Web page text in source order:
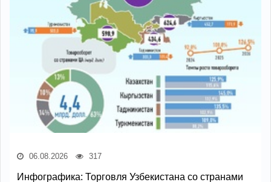
06.08.2026 317
Инфографика: Торговля Узбекистана со странами